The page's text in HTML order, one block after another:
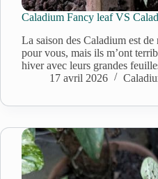
Caladium Fancy leaf VS
La saison des Caladium est de
pour vous, mais ils m’ont
hiver avec leurs grandes
17 avril 2026